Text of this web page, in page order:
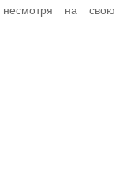
несмотря на свою